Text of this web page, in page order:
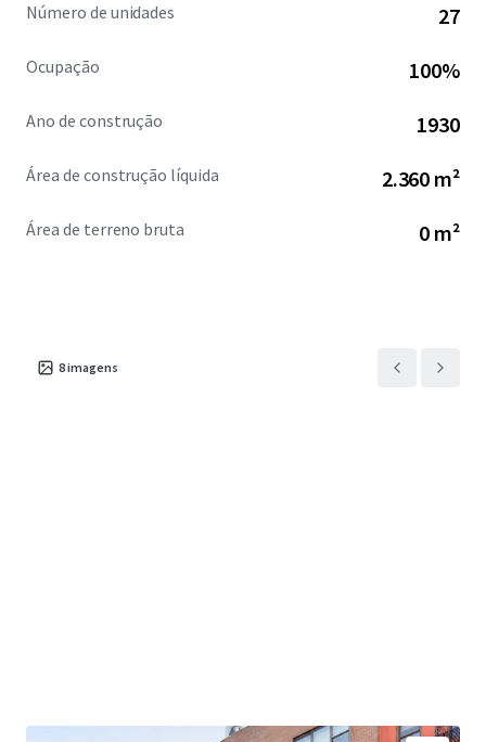
Número de unidades 27
Ocupação 100%
Ano de construção 1930
Área de construção líquida 2.360 m²
Área de terreno bruta 0 m²
8imagens